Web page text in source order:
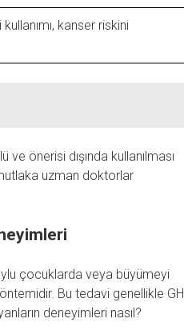
kanser riskini
önerisi dışında kullanılması
uzman doktorlar
çocuklarda veya büyümeyi
Bu tedavi genellikle GH
deneyimleri nasıl?